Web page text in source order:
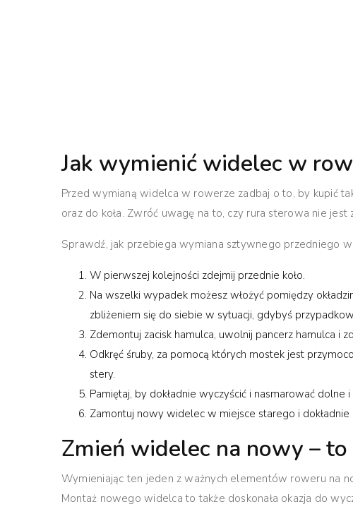
Jak wymienić widelec w
Przed wymianą widelca w rowerze zadbaj o to, by kupić
oraz do koła. Zwróć uwagę na to, czy rura sterowa nie
Sprawdź, jak przebiega wymiana sztywnego przedniego
W pierwszej kolejności zdejmij przednie koło.
Na wszelki wypadek możesz włożyć pomiędzy
zbliżeniem się do siebie w sytuacji, gdybyś
Zdemontuj zacisk hamulca, uwolnij pancerz hamulca i
Odkręć śruby, za pomocą których mostek jest
stery.
Pamiętaj, by dokładnie wyczyścić i nasmarować dolne
Zamontuj nowy widelec w miejsce starego i
Zmień widelec na nowy –
Wymieniając ten jeden z ważnych elementów roweru na
Montaż nowego widelca to także doskonała okazja do